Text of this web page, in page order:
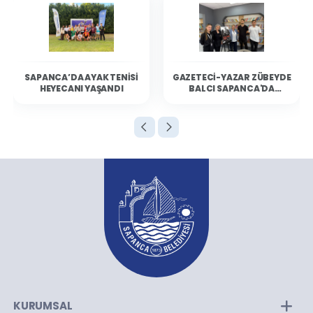
SAPANCA’DA AYAK TENISI
HEYECANI YAŞANDI
GAZETECI-YAZAR ZÜBEYDE
BALCI SAPANCA'DA
KURUMSAL